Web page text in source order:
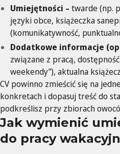
Umiejętności – twarde (np.
języki obce, książeczka
(komunikatywność,
Dodatkowe informacje
związane z pracą,
weekendy”), aktualna
CV powinno zmieścić się na
konkretach i dopasuj treść do
podkreślisz przy zbiorach
Jak wymienić
do pracy